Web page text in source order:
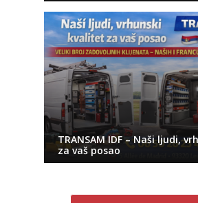
TRANSAM IDF – Naši ljudi,
za vaš posao